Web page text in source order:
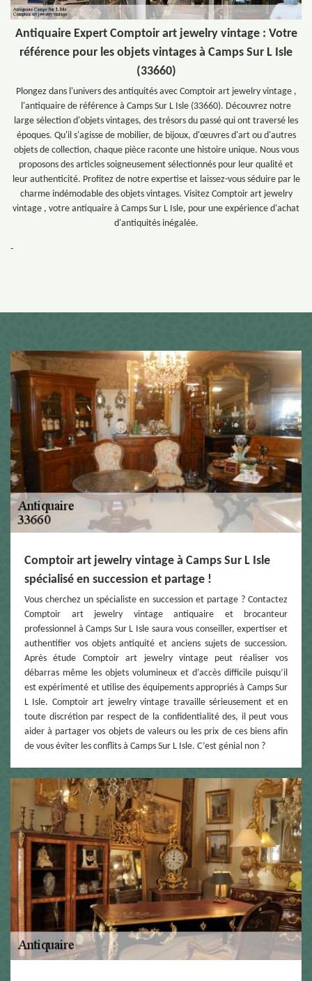
Antiquaire Expert Comptoir art jewelry vintage : Votre
référence pour les objets vintages à Camps Sur L Isle
(33660)
Plongez dans l'univers des antiquités avec Comptoir art jewelry vintage ,
l'antiquaire de référence à Camps Sur L Isle (33660). Découvrez notre
large sélection d'objets vintages, des trésors du passé qui ont traversé les
époques. Qu'il s'agisse de mobilier, de bijoux, d'œuvres d'art ou d'autres
objets de collection, chaque pièce raconte une histoire unique. Nous vous
proposons des articles soigneusement sélectionnés pour leur qualité et
leur authenticité. Profitez de notre expertise et laissez-vous séduire par le
charme indémodable des objets vintages. Visitez Comptoir art jewelry
vintage , votre antiquaire à Camps Sur L Isle, pour une expérience d'achat
d'antiquités inégalée.
-
Comptoir art jewelry vintage à Camps Sur L Isle
spécialisé en succession et partage !
Vous cherchez un spécialiste en succession et partage ? Contactez
Comptoir art jewelry vintage antiquaire et brocanteur
professionnel à Camps Sur L Isle saura vous conseiller, expertiser et
authentifier vos objets antiquité et anciens sujets de succession.
Après étude Comptoir art jewelry vintage peut réaliser vos
débarras même les objets volumineux et d’accès difficile puisqu’il
est expérimenté et utilise des équipements appropriés à Camps Sur
L Isle. Comptoir art jewelry vintage travaille sérieusement et en
toute discrétion par respect de la confidentialité des, il peut vous
aider à partager vos objets de valeurs ou les prix de ces biens afin
de vous éviter les conflits à Camps Sur L Isle. C’est génial non ?